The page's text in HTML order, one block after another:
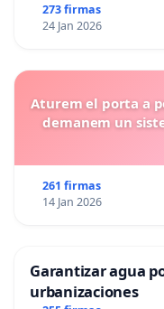
273 firmas
24 Jan 2026
Aturem el porta a
demanem un
261 firmas
14 Jan 2026
Garantizar agua
urbanizaciones